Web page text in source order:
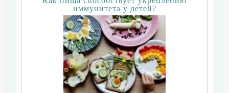
иммунитета у детей?